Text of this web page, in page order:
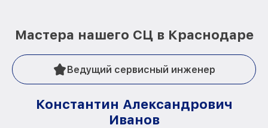
Мастера нашего СЦ в Краснодаре
Ведущий сервисный инженер
Константин Александрович
Иванов